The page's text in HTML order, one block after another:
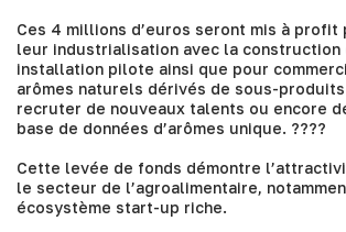
Ces 4 millions d’euros seront mis à profit
leur industrialisation avec la construction
installation pilote ainsi que pour
arômes naturels dérivés de sous-
recruter de nouveaux talents ou encore
base de données d’arômes unique. ????️
Cette levée de fonds démontre
le secteur de l’agroalimentaire,
écosystème start-up riche.